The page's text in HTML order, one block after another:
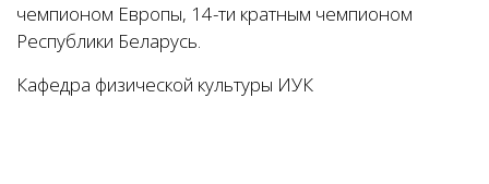
чемпионом Европы, 14-ти кратным чемпионом
Республики Беларусь.
Кафедра физической культуры ИУК